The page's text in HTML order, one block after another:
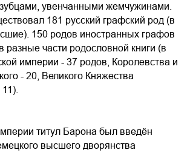
увенчанными жемчужинами.
181 русский графский род (в
150 родов иностранных графов
части родословной книги (в
империи - 37 родов, Королевства и
- 20, Великого Княжества
титул Барона был введён
высшего дворянства